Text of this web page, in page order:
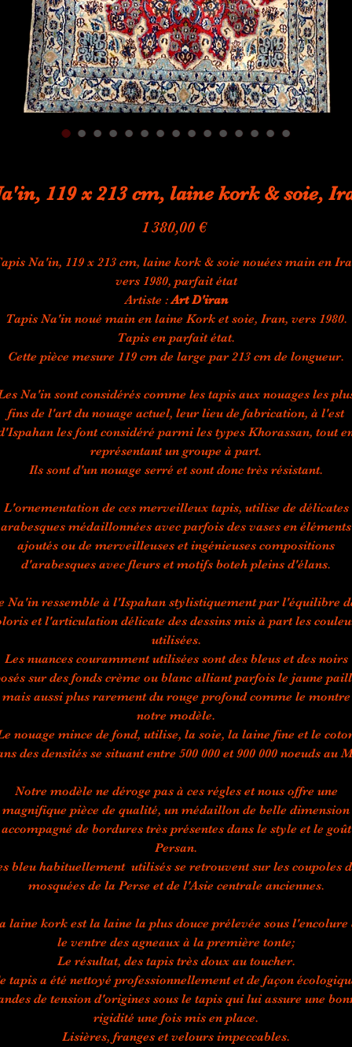
119 x 213 cm, laine kork & soie,
1 380,00 €Prix
Na'in, 119 x 213 cm, laine kork & soie nouées main en
vers 1980, parfait état
Artiste :Art D'iran
Tapis Na'in noué main en laine Kork et soie, Iran, vers 1980.
Tapis en parfait état.
Cette pièce mesure 119 cm de large par 213 cm de longueur.
Na'in sont considérés comme les tapis aux nouages les
fins de l'art du nouage actuel, leur lieu de fabrication, à l'est
les font considéré parmi les types Khorassan, tout
représentant un groupe à part.
Ils sont d'un nouage serré et sont donc très résistant.
L'ornementation de ces merveilleux tapis, utilise de délicates
arabesques médaillonnées avec parfois des vases en éléments
ajoutés ou de merveilleuses et ingénieuses compositions
d'arabesques avec fleurs et motifs boteh pleins d'élans.
Na'in ressemble à l'Ispahan stylistiquement par l'équilibre
et l'articulation délicate des dessins mis à part les
utilisées.
Les nuances couramment utilisées sont des bleus et des noirs
sur des fonds crème ou blanc alliant parfois le jaune
mais aussi plus rarement du rouge profond comme le montre
notre modèle.
nouage mince de fond, utilise, la soie, la laine fine et le
des densités se situant entre 500 000 et 900 000 noeuds au
Notre modèle ne déroge pas à ces régles et nous offre une
magnifique pièce de qualité, un médaillon de belle dimension
accompagné de bordures très présentes dans le style et le goût
Persan.
bleu habituellement utilisés se retrouvent sur les coupoles
mosquées de la Perse et de l'Asie centrale anciennes.
laine kork est la laine la plus douce prélevée sous l'encolure
le ventre des agneaux à la première tonte;
Le résultat, des tapis très doux au toucher.
tapis a été nettoyé professionnellement et de façon
de tension d'origines sous le tapis qui lui assure une
rigidité une fois mis en place.
Lisières, franges et velours impeccables.